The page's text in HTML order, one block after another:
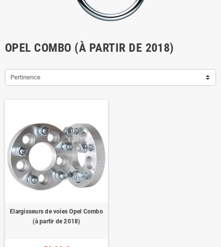
OPEL COMBO (À PARTIR DE 2018)
Pertinence
Elargisseurs de voies Opel Combo
(à partir de 2018)